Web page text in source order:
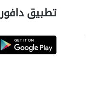
تطبيق دافور